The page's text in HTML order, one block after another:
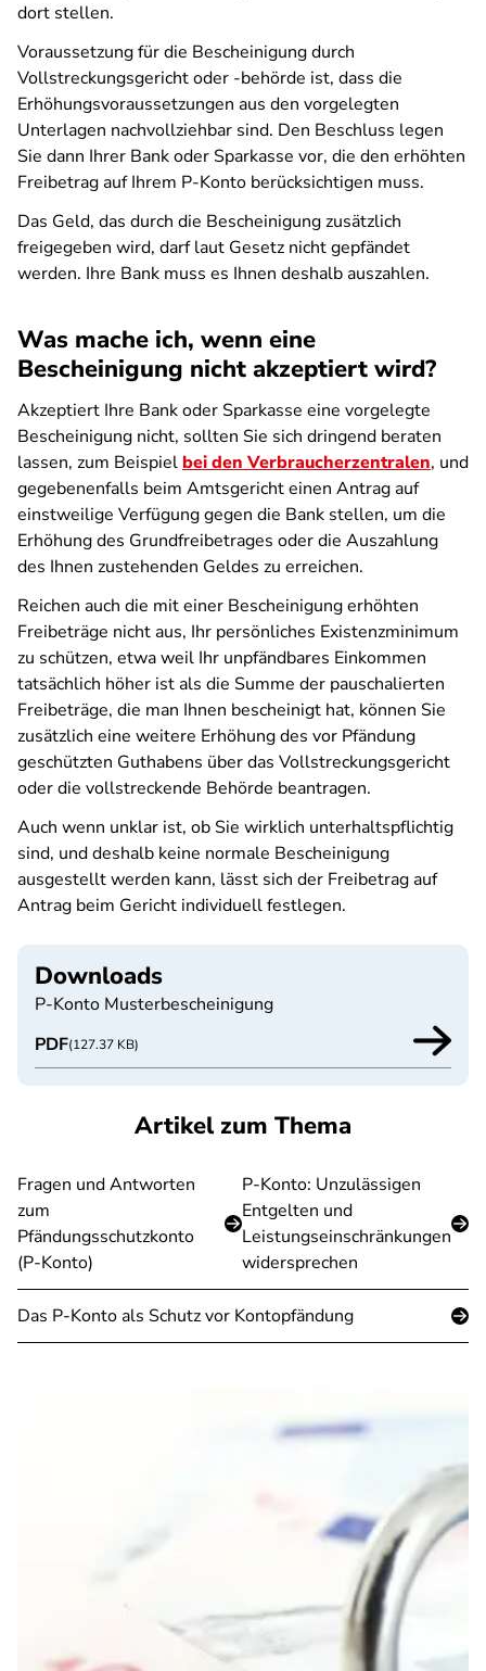
dort stellen.
Voraussetzung für die Bescheinigung durch
Vollstreckungsgericht oder -behörde ist, dass die
Erhöhungsvoraussetzungen aus den vorgelegten
Unterlagen nachvollziehbar sind. Den Beschluss legen
Sie dann Ihrer Bank oder Sparkasse vor, die den erhöhten
Freibetrag auf Ihrem P-Konto berücksichtigen muss.
Das Geld, das durch die Bescheinigung zusätzlich
freigegeben wird, darf laut Gesetz nicht gepfändet
werden. Ihre Bank muss es Ihnen deshalb auszahlen.
Was mache ich, wenn eine
Bescheinigung nicht akzeptiert wird?
Akzeptiert Ihre Bank oder Sparkasse eine vorgelegte
Bescheinigung nicht, sollten Sie sich dringend beraten
lassen, zum Beispiel bei den Verbraucherzentralen, und
gegebenenfalls beim Amtsgericht einen Antrag auf
einstweilige Verfügung gegen die Bank stellen, um die
Erhöhung des Grundfreibetrages oder die Auszahlung
des Ihnen zustehenden Geldes zu erreichen.
Reichen auch die mit einer Bescheinigung erhöhten
Freibeträge nicht aus, Ihr persönliches Existenzminimum
zu schützen, etwa weil Ihr unpfändbares Einkommen
tatsächlich höher ist als die Summe der pauschalierten
Freibeträge, die man Ihnen bescheinigt hat, können Sie
zusätzlich eine weitere Erhöhung des vor Pfändung
geschützten Guthabens über das Vollstreckungsgericht
oder die vollstreckende Behörde beantragen.
Auch wenn unklar ist, ob Sie wirklich unterhaltspflichtig
sind, und deshalb keine normale Bescheinigung
ausgestellt werden kann, lässt sich der Freibetrag auf
Antrag beim Gericht individuell festlegen.
Downloads
P-Konto Musterbescheinigung
PDF(127.37 KB)
Artikel zum Thema
Fragen und Antworten
zum
Pfändungsschutzkonto
(P-Konto)
P-Konto: Unzulässigen
Entgelten und
Leistungseinschränkungen
widersprechen
Das P-Konto als Schutz vor Kontopfändung